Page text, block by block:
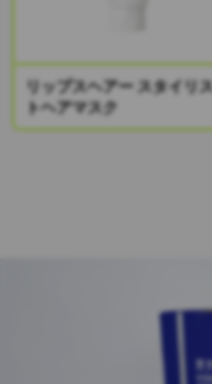
リップスヘアー スタイリス
トヘアマスク